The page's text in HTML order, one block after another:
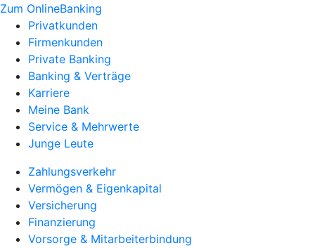
Zum OnlineBanking
Privatkunden
Firmenkunden
Private Banking
Banking & Verträge
Karriere
Meine Bank
Service & Mehrwerte
Junge Leute
Zahlungsverkehr
Vermögen & Eigenkapital
Versicherung
Finanzierung
Vorsorge & Mitarbeiterbindung